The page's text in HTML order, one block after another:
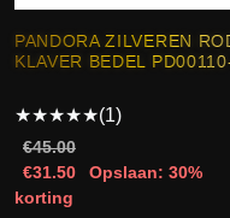
PANDORA ZILVEREN
KLAVER BEDEL
★★★★★(1)
€45.00
€31.50
Opslaan: 30%
korting